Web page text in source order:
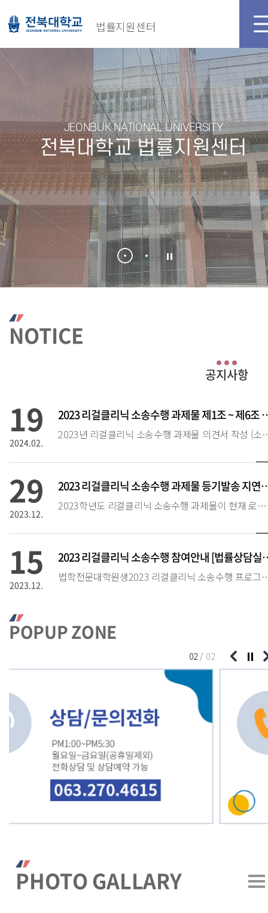
법률지원센터
JEONBUK NATIONAL UNIVERSITY
전북대학교 법률지원센터
NOTICE
19
2024.02.
2023 리걸클리닉 소송수
2023년 리걸클리닉 소송수행 과제물 의견서 작성 (소
29
2023.12.
2023 리걸클리닉 소송수행 과제
2023학년도 리걸클리닉 소송수행 과제물이 현재 로펌에서 지연발송예정임에 따라 24. 1. 29. 홈페이지 탑재가 연기됨을 알려드립니다. 등기물이 도착하는데로 pdf 탑재예정이며,
15
2023.12.
2023 리걸클리닉 소송
법학전문대학원생2023 리걸클리닉 소송수행 프로그램 계획 (
15 2022 국립대학육성사업 학생참여신청안내
[2022학년도 국립대육성사업 학생참여신청안내]2022
21
2022.02.
2021리걸클리닉 소송수행 참여안내
2022. 2. 4.가. 실시배경❍ 민사⦁형사⦁행정 소송업무 실무경험을 통해 법문서 작성능력 배양 및 시험대비❍ 법학전문대학원생의 진로개척과 지역로펌에 필요한 실무가 배출❍ 20
POPUP ZONE
02/ 02
PHOTO GALLARY